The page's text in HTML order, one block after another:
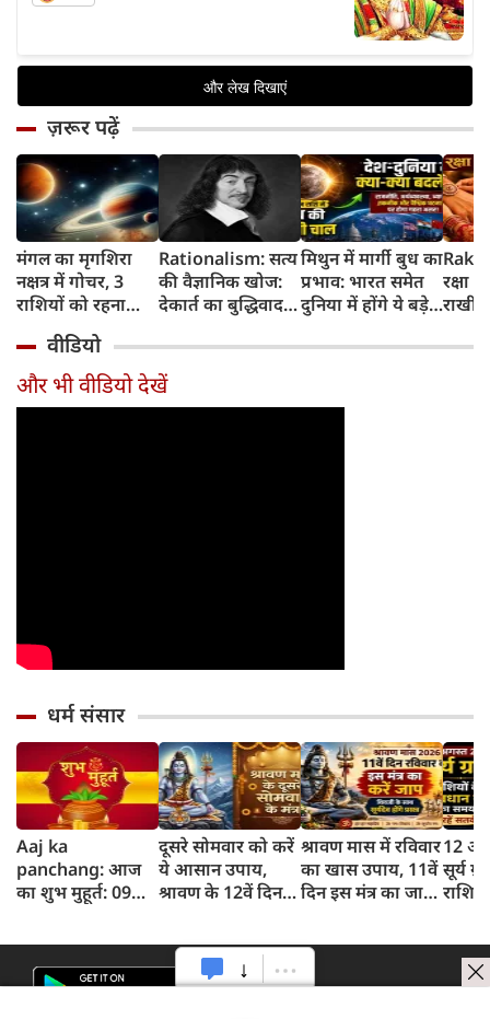
ज़रूर पढ़ें
मंगल का मृगशिरा
नक्षत्र में गोचर, 3
राशियों को रहना
सावधान
Rationalism: सत्य
की वैज्ञानिक खोज:
देकार्त का बुद्धिवाद
का जन्म
मिथुन में मार्गी बुध का
प्रभाव: भारत समेत
दुनिया में होंगे ये बड़े
रक्षा
राखी
वीडियो
और भी वीडियो देखें
धर्म संसार
Aaj ka
panchang: आज
का शुभ मुहूर्त: 09
समय
दूसरे सोमवार को करें
ये आसान उपाय,
श्रावण के 12वें दिन
श्रावण मास में रविवार
का खास उपाय, 11वें
दिन इस मंत्र का जाप
12
सूर्य